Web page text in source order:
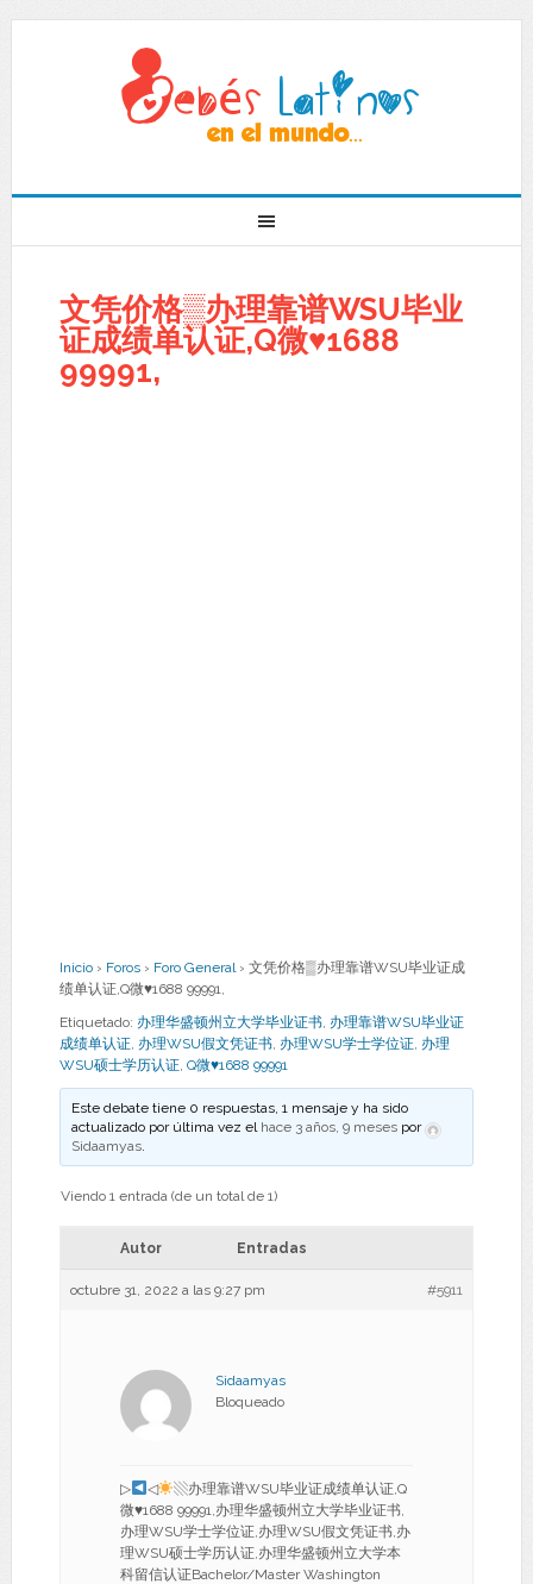
文凭价格▒办理靠谱WSU毕业
证成绩单认证,Q微♥1688
99991,
Inicio › Foros › Foro General › 文凭价格▒办理靠谱WSU毕业证成
绩单认证,Q微♥1688 99991,
Etiquetado: 办理华盛顿州立大学毕业证书, 办理靠谱WSU毕业证
成绩单认证, 办理WSU假文凭证书, 办理WSU学士学位证, 办理
WSU硕士学历认证, Q微♥1688 99991
Este debate tiene 0 respuestas, 1 mensaje y ha sido
actualizado por última vez el hace 3 años, 9 meses por
Sidaamyas.
Viendo 1 entrada (de un total de 1)
Autor Entradas
octubre 31, 2022 a las 9:27 pm #5911
Sidaamyas
Bloqueado
▷ ◁
▧办理靠谱WSU毕业证成绩单认证,Q
微♥1688 99991,办理华盛顿州立大学毕业证书,
办理WSU学士学位证,办理WSU假文凭证书,办
理WSU硕士学历认证,办理华盛顿州立大学本
科留信认证Bachelor/Master Washington